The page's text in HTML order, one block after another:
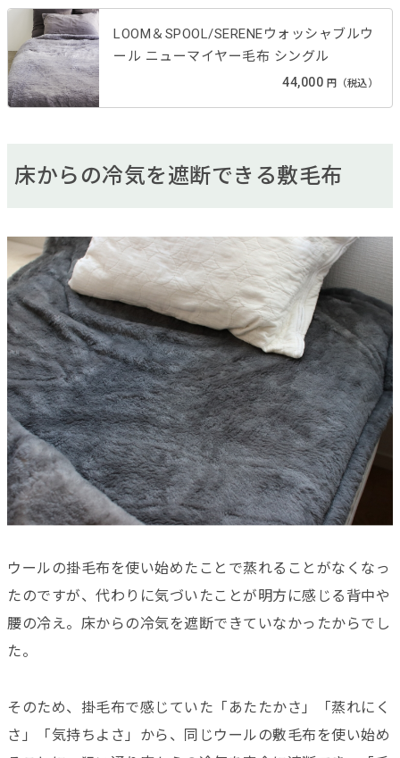
LOOM＆SPOOL/SERENEウォッシャブルウ
ール ニューマイヤー毛布 シングル
44,000 円（税込）
床からの冷気を遮断できる敷毛布
ウールの掛毛布を使い始めたことで蒸れることがなくなっ
たのですが、代わりに気づいたことが明方に感じる背中や
腰の冷え。床からの冷気を遮断できていなかったからでし
た。
そのため、掛毛布で感じていた「あたたかさ」「蒸れにく
さ」「気持ちよさ」から、同じウールの敷毛布を使い始め